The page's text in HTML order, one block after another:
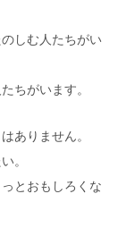
しむ人たちがい
ちがいます。
ありません。
。
とおもしろくな